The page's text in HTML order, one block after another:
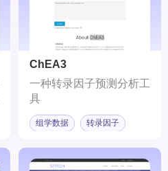
ChEA3
一种转录因子预测分析工
具
组学数据 转录因子